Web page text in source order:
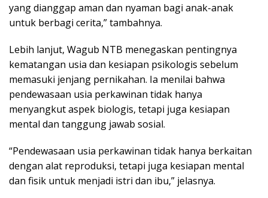
yang dianggap aman dan nyaman bagi anak-anak
untuk berbagi cerita,” tambahnya.
Lebih lanjut, Wagub NTB menegaskan pentingnya
kematangan usia dan kesiapan psikologis sebelum
memasuki jenjang pernikahan. Ia menilai bahwa
pendewasaan usia perkawinan tidak hanya
menyangkut aspek biologis, tetapi juga kesiapan
mental dan tanggung jawab sosial.
“Pendewasaan usia perkawinan tidak hanya berkaitan
dengan alat reproduksi, tetapi juga kesiapan mental
dan fisik untuk menjadi istri dan ibu,” jelasnya.